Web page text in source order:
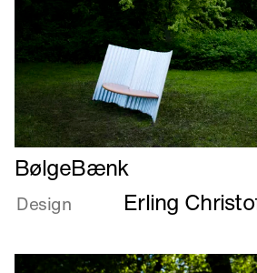
Læs
mere
om
BølgeBænk
Design Erling